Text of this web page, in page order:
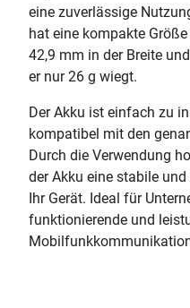
eine zuverlässige
hat eine kompakte
42,9 mm in der Breite
er nur 26 g wiegt.
Der Akku ist einfach zu
kompatibel mit den
Durch die Verwendung
der Akku eine stabile
Ihr Gerät. Ideal für
funktionierende und